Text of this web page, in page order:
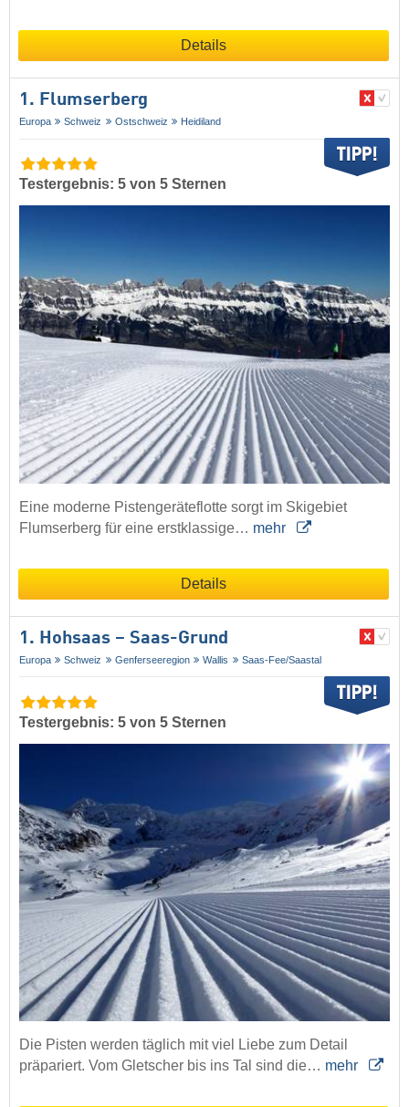
Details
1. Flumserberg
Europa Schweiz Ostschweiz Heidiland
Testergebnis: 5 von 5 Sternen
Eine moderne Pistengeräteflotte sorgt im Skigebiet
Flumserberg für eine erstklassige… mehr
Details
1. Hohsaas – Saas-Grund
Europa Schweiz Genferseeregion Wallis Saas-Fee/​Saastal
Testergebnis: 5 von 5 Sternen
Die Pisten werden täglich mit viel Liebe zum Detail
präpariert. Vom Gletscher bis ins Tal sind die… mehr